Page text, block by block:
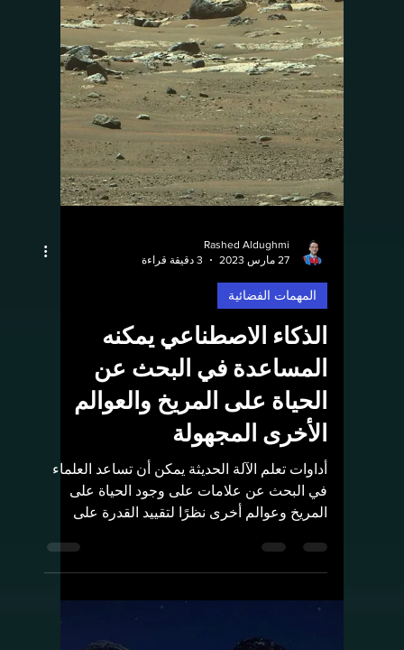
عينة نقية من الغبار والصخور الفضائية من
المذنب ريوغو...
Rashed Aldughmi